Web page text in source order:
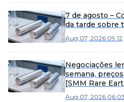
7 de agosto –
da tarde sobre
Aug 07, 2026 09:12
Negociações
semana,
[SMM Rare
Aug 07, 2026 06:03